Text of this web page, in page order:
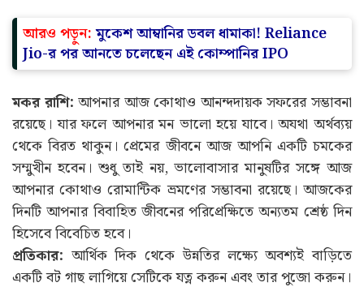
আরও পড়ুন:মুকেশ আম্বানির ডবল ধামাকা! Reliance
Jio-র পর আনতে চলেছেন এই কোম্পানির IPO
মকর রাশি: আপনার আজ কোথাও আনন্দদায়ক সফরের সম্ভাবনা
রয়েছে। যার ফলে আপনার মন ভালো হয়ে যাবে। অযথা অর্থব্যয়
থেকে বিরত থাকুন। প্রেমের জীবনে আজ আপনি একটি চমকের
সম্মুখীন হবেন। শুধু তাই নয়, ভালোবাসার মানুষটির সঙ্গে আজ
আপনার কোথাও রোমান্টিক ভ্রমণের সম্ভাবনা রয়েছে। আজকের
দিনটি আপনার বিবাহিত জীবনের পরিপ্রেক্ষিতে অন্যতম শ্রেষ্ঠ দিন
হিসেবে বিবেচিত হবে।
প্রতিকার: আর্থিক দিক থেকে উন্নতির লক্ষ্যে অবশ্যই বাড়িতে
একটি বট গাছ লাগিয়ে সেটিকে যত্ন করুন এবং তার পুজো করুন।